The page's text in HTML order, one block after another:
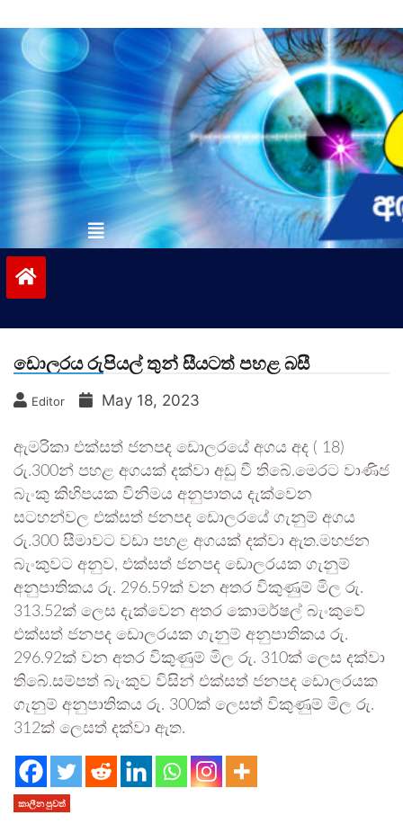
to
contentvinivida.lk
ඩොලරය රුපියල් තුන් සීයටත් පහළ බසී
Editor May 18, 2023
ඇමරිකා එක්සත් ජනපද ඩොලරයේ අගය අද ( 18)
රු.300න් පහළ අගයක් දක්වා අඩු වී තිබේ.මෙරට වාණිජ
බැංකු කිහිපයක විනිමය අනුපාතය දැක්වෙන
සටහන්වල එක්සත් ජනපද ඩොලරයේ ගැනුම් අගය
රු.300 සීමාවට වඩා පහළ අගයක් දක්වා ඇත.මහජන
බැංකුවට අනුව, එක්සත් ජනපද ඩොලරයක ගැනුම්
අනුපාතිකය රු. 296.59ක් වන අතර විකුණුම් මිල රු.
313.52ක් ලෙස දැක්වෙන අතර කොමර්ෂල් බැංකුවේ
එක්සත් ජනපද ඩොලරයක ගැනුම් අනුපාතිකය රු.
296.92ක් වන අතර විකුණුම් මිල රු. 310ක් ලෙස දක්වා
තිබේ.සම්පත් බැංකුව විසින් එක්සත් ජනපද ඩොලරයක
ගැනුම් අනුපාතිකය රු. 300ක් ලෙසත් විකුණුම් මිල රු.
312ක් ලෙසත් දක්වා ඇත.
කාලීන පුවත්